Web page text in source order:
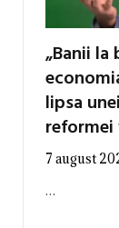
„Banii
lipsa
reformei
7 august
…